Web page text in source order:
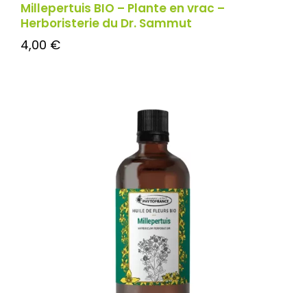
Millepertuis BIO – Plante en vrac –
Herboristerie du Dr. Sammut
4,00 €